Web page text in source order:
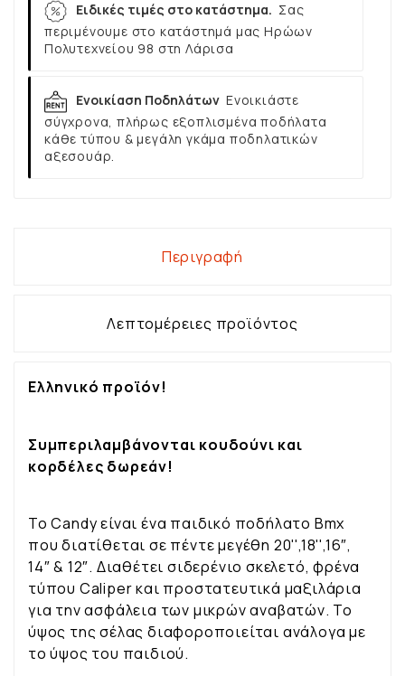
Ειδικές τιμές στο κατάστημα. Σας
περιμένουμε στο κατάστημά μας Ηρώων
Πολυτεχνείου 98 στη Λάρισα
Ενοικίαση Ποδηλάτων Ενοικιάστε
σύγχρονα, πλήρως εξοπλισμένα ποδήλατα
κάθε τύπου & μεγάλη γκάμα ποδηλατικών
αξεσουάρ.
Περιγραφή
Λεπτομέρειες προϊόντος
Ελληνικό προϊόν!
Συμπεριλαμβάνονται κουδούνι και
κορδέλες δωρεάν!
To Candy είναι ένα παιδικό ποδήλατο Bmx
που διατίθεται σε πέντε μεγέθη 20'',18'',16″,
14″ & 12″. Διαθέτει σιδερένιο σκελετό, φρένα
τύπου Caliper και προστατευτικά μαξιλάρια
για την ασφάλεια των μικρών αναβατών. Το
ύψος της σέλας διαφοροποιείται ανάλογα με
το ύψος του παιδιού.